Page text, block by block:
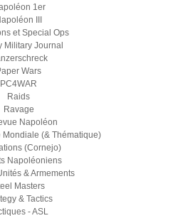
1er
III
et Special Ops
Military Journal
Wars
PC4WAR
Raids
Ravage
Napoléon
Mondiale (& Thématique)
(Cornejo)
Napoléoniens
& Armements
Masters
& Tactics
- ASL